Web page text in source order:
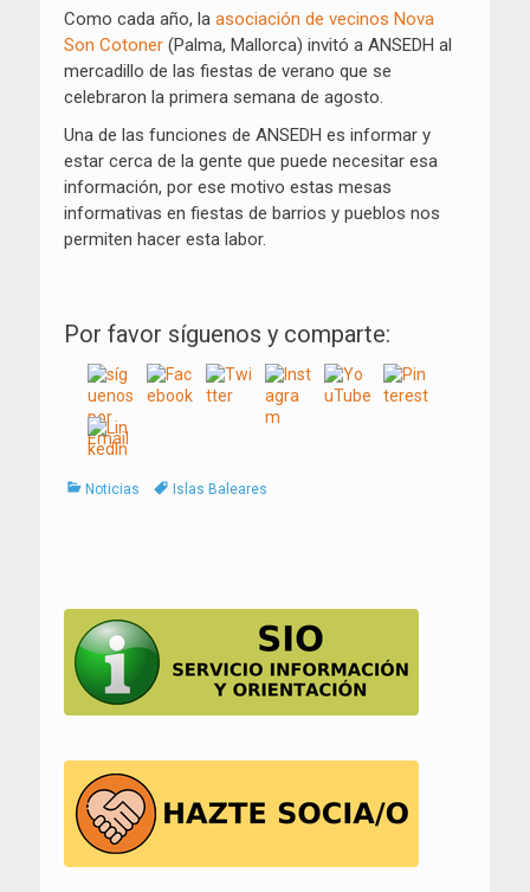
Como cada año, la asociación de vecinos Nova
Son Cotoner (Palma, Mallorca) invitó a ANSEDH al
mercadillo de las fiestas de verano que se
celebraron la primera semana de agosto.
Una de las funciones de ANSEDH es informar y
estar cerca de la gente que puede necesitar esa
información, por ese motivo estas mesas
informativas en fiestas de barrios y pueblos nos
permiten hacer esta labor.
Por favor síguenos y comparte:
Categorías
Noticias TagsIslas Baleares
entradas